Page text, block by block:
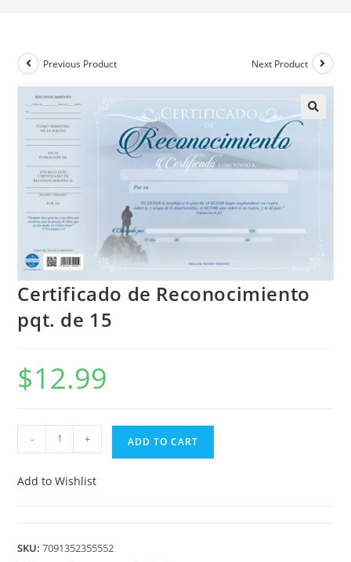
Previous Product Next Product
Certificado de Reconocimiento
pqt. de 15
$12.99
- + ADD TO CART
Add to Wishlist
SKU:7091352355552